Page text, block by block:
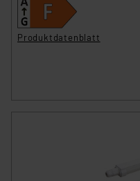
Produktdatenblatt